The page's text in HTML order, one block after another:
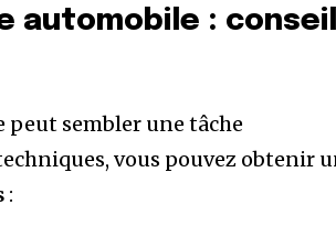
automobile :
sembler une tâche
vous pouvez obtenir
: